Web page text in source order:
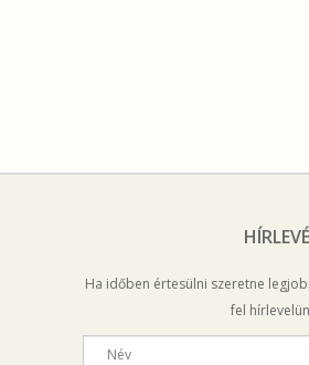
Ha időben értesülni szeretne
fel
Név